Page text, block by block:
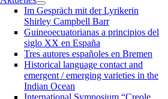
Im Gespräch mit der Lyrikerin
Shirley Campbell Barr
Guineoecuatorianas a principios del
siglo XX en España
Tres autores españoles en Bremen
Historical language contact and
emergent / emerging varieties in the
Indian Ocean
International Symposium “Creole